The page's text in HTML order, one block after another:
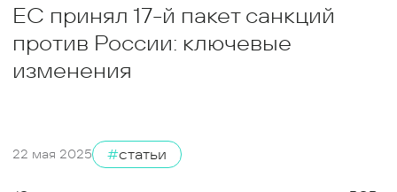
ЕС принял 17-й пакет санкций
против России: ключевые
изменения
22 мая 2025 #статьи